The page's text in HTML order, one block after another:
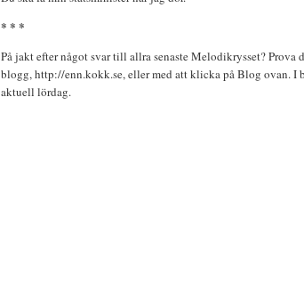
* * *
På jakt efter något svar till allra senaste Melodikrysset? Prova
blogg, http://enn.kokk.se, eller med att klicka på Blog ovan. I
aktuell lördag.